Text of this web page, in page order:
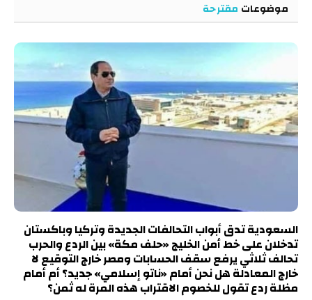
موضوعات مقترحة
السعودية تدق أبواب التحالفات الجديدة وتركيا وباكستان
تدخلان على خط أمن الخليج «حلف مكة» بين الردع والحرب
تحالف ثلاثي يرفع سقف الحسابات ومصر خارج التوقيع لا
خارج المعادلة هل نحن أمام «ناتو إسلامي» جديد؟ أم أمام
مظلة ردع تقول للخصوم الاقتراب هذه المرة له ثمن؟